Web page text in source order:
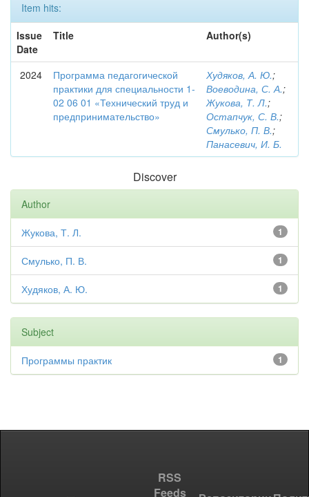
Item hits:
Issue
Date
Title Author(s)
2024
Программа педагогической
практики для специальности 1-
02 06 01 «Технический труд и
предпринимательство»
Худяков, А. Ю.;
Воеводина, С. А.;
Жукова, Т. Л.;
Остапчук, С. В.;
Смулько, П. В.;
Панасевич, И. Б.
Discover
Author
1
Жукова, Т. Л.
1
Смулько, П. В.
1
Худяков, А. Ю.
Subject
1
Программы практик
RSS
Feeds